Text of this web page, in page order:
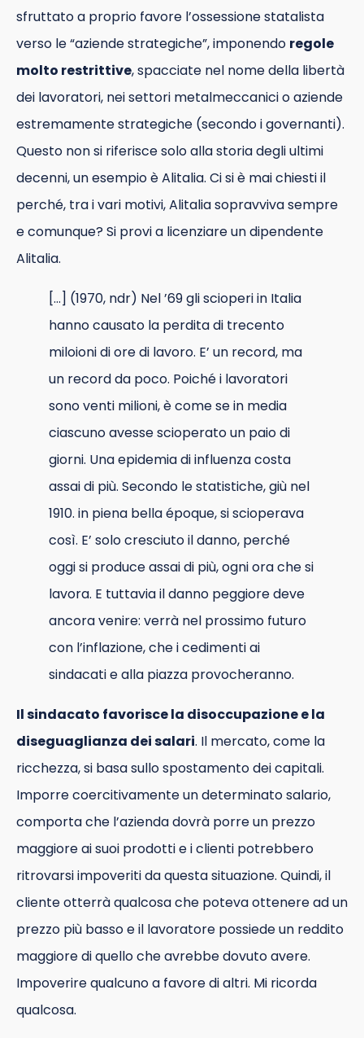
sfruttato a proprio favore l’ossessione statalista
verso le “aziende strategiche”, imponendo regole
molto restrittive, spacciate nel nome della libertà
dei lavoratori, nei settori metalmeccanici o aziende
estremamente strategiche (secondo i governanti).
Questo non si riferisce solo alla storia degli ultimi
decenni, un esempio è Alitalia. Ci si è mai chiesti il
perché, tra i vari motivi, Alitalia sopravviva sempre
e comunque? Si provi a licenziare un dipendente
Alitalia.
[…] (1970, ndr) Nel ’69 gli scioperi in Italia
hanno causato la perdita di trecento
miloioni di ore di lavoro. E’ un record, ma
un record da poco. Poiché i lavoratori
sono venti milioni, è come se in media
ciascuno avesse scioperato un paio di
giorni. Una epidemia di influenza costa
assai di più. Secondo le statistiche, giù nel
1910. in piena bella époque, si scioperava
così. E’ solo cresciuto il danno, perché
oggi si produce assai di più, ogni ora che si
lavora. E tuttavia il danno peggiore deve
ancora venire: verrà nel prossimo futuro
con l’inflazione, che i cedimenti ai
sindacati e alla piazza provocheranno.
Il sindacato favorisce la disoccupazione e la
diseguaglianza dei salari. Il mercato, come la
ricchezza, si basa sullo spostamento dei capitali.
Imporre coercitivamente un determinato salario,
comporta che l’azienda dovrà porre un prezzo
maggiore ai suoi prodotti e i clienti potrebbero
ritrovarsi impoveriti da questa situazione. Quindi, il
cliente otterrà qualcosa che poteva ottenere ad un
prezzo più basso e il lavoratore possiede un reddito
maggiore di quello che avrebbe dovuto avere.
Impoverire qualcuno a favore di altri. Mi ricorda
qualcosa.